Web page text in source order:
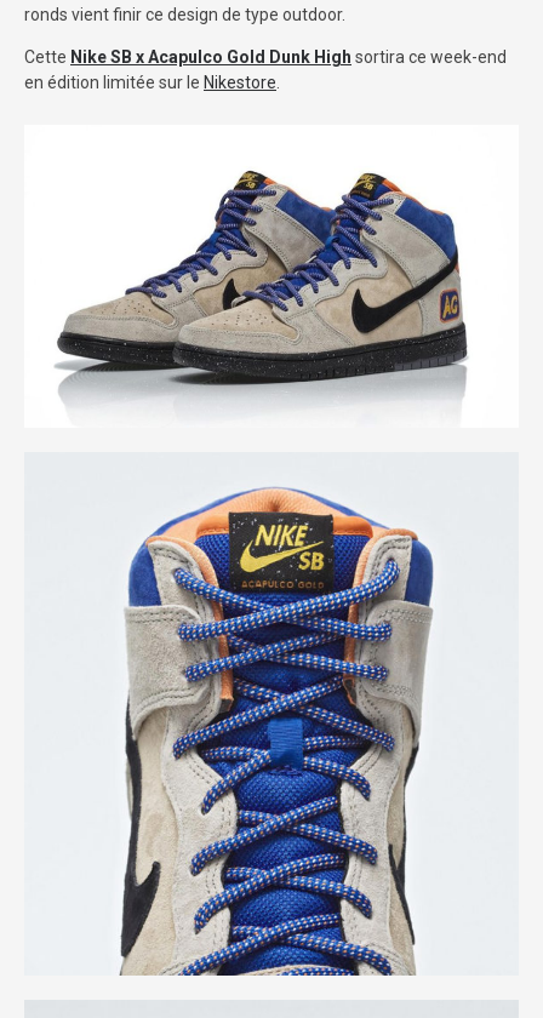
ronds vient finir ce design de type outdoor.
Cette Nike SB x Acapulco Gold Dunk High sortira ce week-end
en édition limitée sur le Nikestore